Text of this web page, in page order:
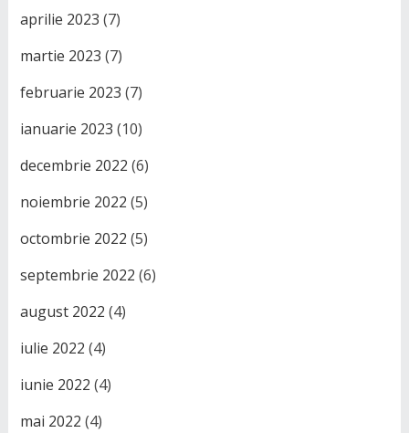
aprilie 2023 (7)
martie 2023 (7)
februarie 2023 (7)
ianuarie 2023 (10)
decembrie 2022 (6)
noiembrie 2022 (5)
octombrie 2022 (5)
septembrie 2022 (6)
august 2022 (4)
iulie 2022 (4)
iunie 2022 (4)
mai 2022 (4)